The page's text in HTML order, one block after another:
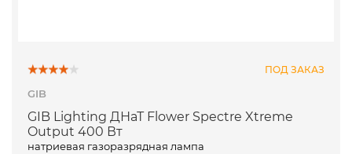
ПОД ЗАКАЗ
GIB
GIB Lighting ДНаТ Flower Spectre Xtreme
Output 400 Вт
натриевая газоразрядная лампа